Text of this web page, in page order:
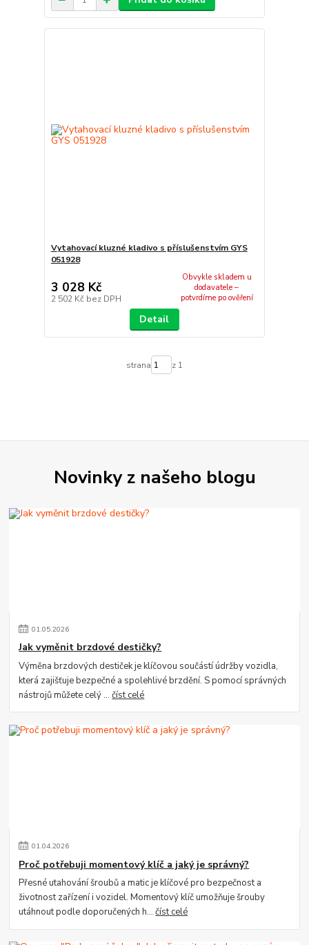
Vytahovací kluzné kladivo s příslušenstvím GYS
051928
3 028 Kč
2 502 Kč bez DPH
Obvykle skladem u
dodavatele –
potvrdíme po ověření
Detail
strana z 1
Novinky z našeho blogu
01.05.2026
Jak vyměnit brzdové destičky?
Výměna brzdových destiček je klíčovou součástí údržby vozidla,
která zajišťuje bezpečné a spolehlivé brzdění. S pomocí správných
nástrojů můžete celý ...číst celé
01.04.2026
Proč potřebuji momentový klíč a jaký je správný?
Přesné utahování šroubů a matic je klíčové pro bezpečnost a
životnost zařízení i vozidel. Momentový klíč umožňuje šrouby
utáhnout podle doporučených h...číst celé